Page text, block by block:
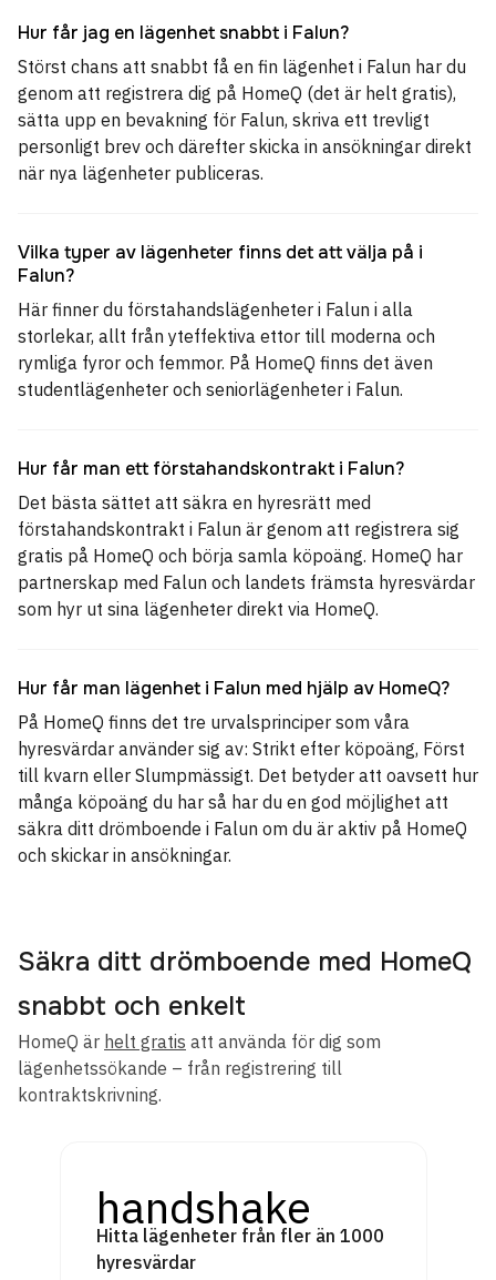
Hur får jag en lägenhet snabbt i Falun?
Störst chans att snabbt få en fin lägenhet i Falun har du
genom att registrera dig på HomeQ (det är helt gratis),
sätta upp en bevakning för Falun, skriva ett trevligt
personligt brev och därefter skicka in ansökningar direkt
när nya lägenheter publiceras.
Vilka typer av lägenheter finns det att välja på i
Falun?
Här finner du förstahandslägenheter i Falun i alla
storlekar, allt från yteffektiva ettor till moderna och
rymliga fyror och femmor. På HomeQ finns det även
studentlägenheter och seniorlägenheter i Falun.
Hur får man ett förstahandskontrakt i Falun?
Det bästa sättet att säkra en hyresrätt med
förstahandskontrakt i Falun är genom att registrera sig
gratis på HomeQ och börja samla köpoäng. HomeQ har
partnerskap med Falun och landets främsta hyresvärdar
som hyr ut sina lägenheter direkt via HomeQ.
Hur får man lägenhet i Falun med hjälp av HomeQ?
På HomeQ finns det tre urvalsprinciper som våra
hyresvärdar använder sig av: Strikt efter köpoäng, Först
till kvarn eller Slumpmässigt. Det betyder att oavsett hur
många köpoäng du har så har du en god möjlighet att
säkra ditt drömboende i Falun om du är aktiv på HomeQ
och skickar in ansökningar.
Säkra ditt drömboende med HomeQ
snabbt och enkelt
HomeQ är helt gratis att använda för dig som
lägenhetssökande – från registrering till
kontraktskrivning.
handshake
Hitta lägenheter från fler än 1000
hyresvärdar